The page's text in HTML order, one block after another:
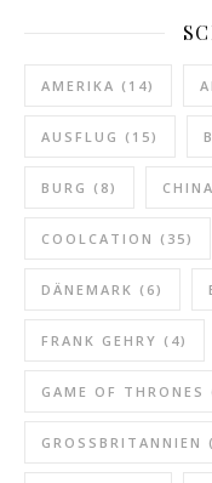
AMERIKA (14)
AUSFLUG (15)
BURG (8)
COOLCATION (35)
DÄNEMARK (6)
FRANK GEHRY (4)
GAME OF THRONES
GROSSBRITANNIEN